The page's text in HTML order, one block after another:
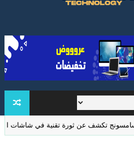
تكشف عن ثورة تقنية في شاشات الواقع